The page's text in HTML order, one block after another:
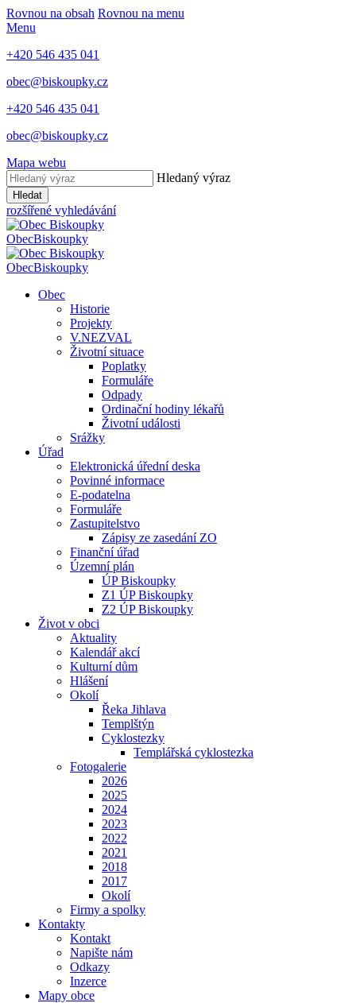
Rovnou na obsah Rovnou na menu
Menu
+420 546 435 041
obec@biskoupky.cz
+420 546 435 041
obec@biskoupky.cz
Mapa webu
Hledaný výraz
Hledat
rozšířené vyhledávání
ObecBiskoupky
ObecBiskoupky
Obec
Historie
Projekty
V.NEZVAL
Životní situace
Poplatky
Formuláře
Odpady
Ordinační hodiny lékařů
Životní události
Srážky
Úřad
Elektronická úřední deska
Povinné informace
E-podatelna
Formuláře
Zastupitelstvo
Zápisy ze zasedání ZO
Finanční úřad
Územní plán
ÚP Biskoupky
Z1 ÚP Biskoupky
Z2 ÚP Biskoupky
Život v obci
Aktuality
Kalendář akcí
Kulturní dům
Hlášení
Okolí
Řeka Jihlava
Templštýn
Cyklostezky
Templářská cyklostezka
Fotogalerie
2026
2025
2024
2023
2022
2021
2018
2017
Okolí
Firmy a spolky
Kontakty
Kontakt
Napište nám
Odkazy
Inzerce
Mapy obce